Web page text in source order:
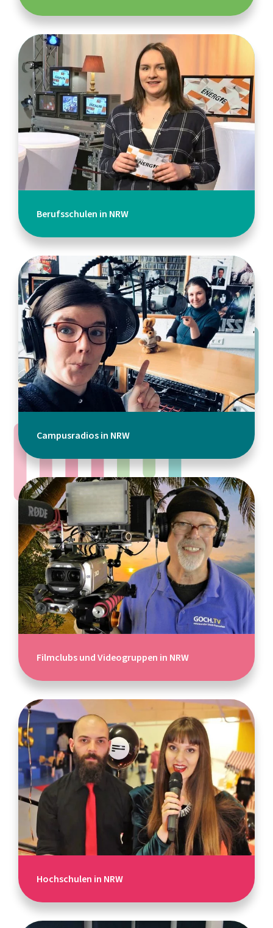
Berufsschulen in NRW
Campusradios in NRW
Filmclubs und Videogruppen in NRW
Hochschulen in NRW